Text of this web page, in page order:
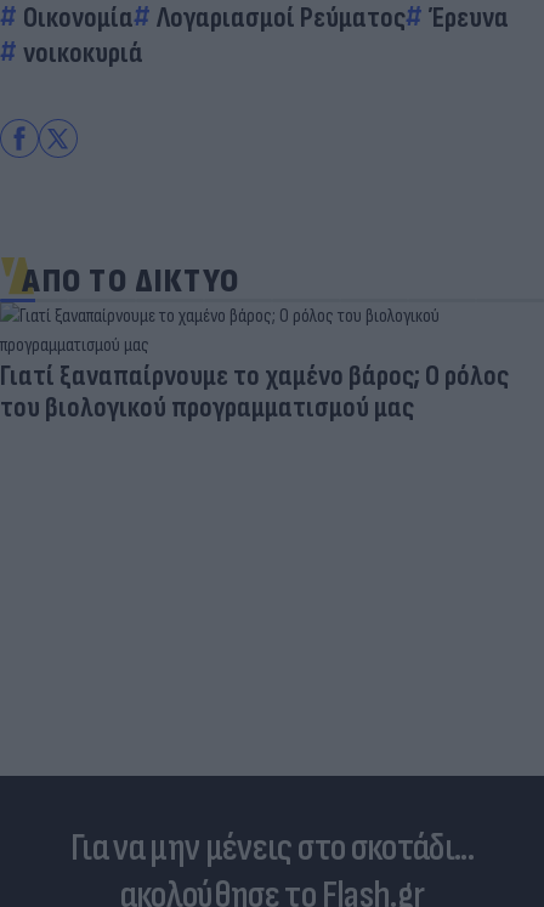
Οικονομία Λογαριασμοί Ρεύματος
Έρευνα
νοικοκυριά
ΑΠΟ ΤΟ ΔΙΚΤΥΟ
Γιατί ξαναπαίρνουμε το χαμένο βάρος; Ο ρόλος
του βιολογικού προγραμματισμού μας
Για να μην μένεις στο σκοτάδι...
ακολούθησε το Flash.gr